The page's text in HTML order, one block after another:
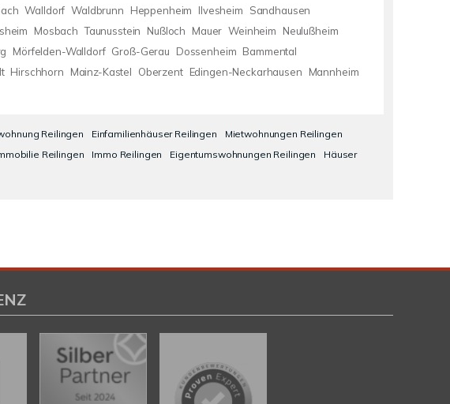
Walldorf Waldbrunn Heppenheim Ilvesheim
Sandhausen
Mosbach Taunusstein Nußloch Mauer Weinheim
Neulußheim
Mörfelden-Walldorf Groß-Gerau Dossenheim Bammental
Hirschhorn Mainz-Kastel Oberzent Edingen-Neckarhausen
Mannheim
Reilingen Einfamilienhäuser Reilingen
Mietwohnungen Reilingen
Reilingen Immo Reilingen Eigentumswohnungen Reilingen
Häuser